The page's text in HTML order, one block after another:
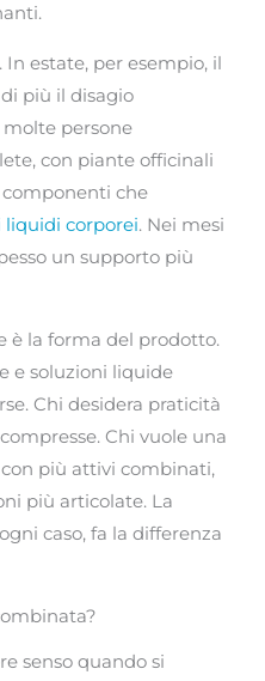
estate, per esempio, il
più il disagio
persone
con piante officinali
che
corporei. Nei mesi
un supporto più
è la forma del prodotto.
e soluzioni liquide
Chi desidera praticità
Chi vuole una
più attivi combinati,
più articolate. La
caso, fa la differenza
senso quando si